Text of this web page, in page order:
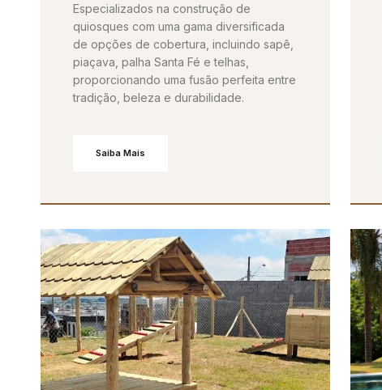
Especializados na construção de
quiosques com uma gama diversificada
de opções de cobertura, incluindo sapê,
piaçava, palha Santa Fé e telhas,
proporcionando uma fusão perfeita entre
tradição, beleza e durabilidade.
Saiba Mais